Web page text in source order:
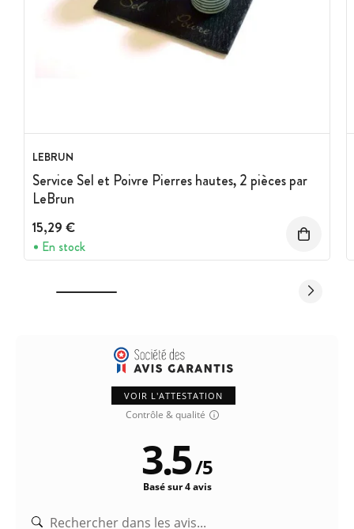
LEBRUN
Service Sel et Poivre Pierres hautes, 2 pièces par
LeBrun
15,29 €
En stock
VOIR L'ATTESTATION
Contrôle & qualité
3.5/5
Basé sur 4 avis